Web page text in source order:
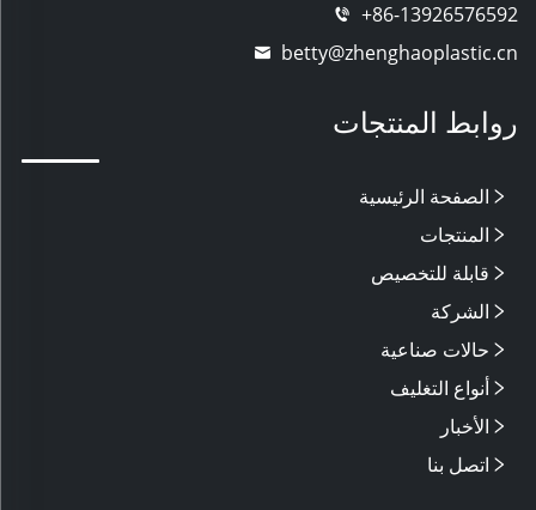
+86-13926576592
betty@zhenghaoplastic.cn
روابط المنتجات
الصفحة الرئيسية
المنتجات
قابلة للتخصيص
الشركة
حالات صناعية
أنواع التغليف
الأخبار
اتصل بنا